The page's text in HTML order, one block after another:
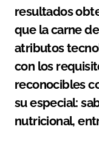
resultados
que la carne
atributos
con los
reconocibles
su especial:
nutricional,